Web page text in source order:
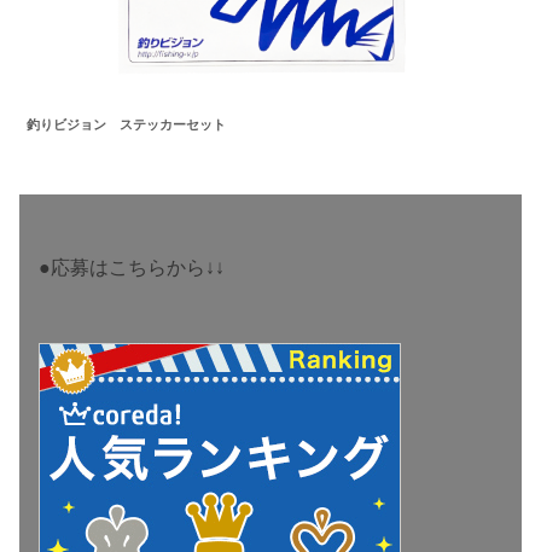
釣りビジョン ステッカーセット
●応募はこちらから↓↓